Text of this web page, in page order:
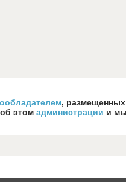
, размещенных
этом администрации и